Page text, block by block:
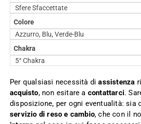
Sfere Sfaccettate
Colore
Azzurro, Blu, Verde-Blu
Chakra
5° Chakra
Per qualsiasi necessità diassistenza
acquisto, non esitare a contattarci.
disposizione, per ogni eventualità: sia
servizio di reso e cambio, che con il